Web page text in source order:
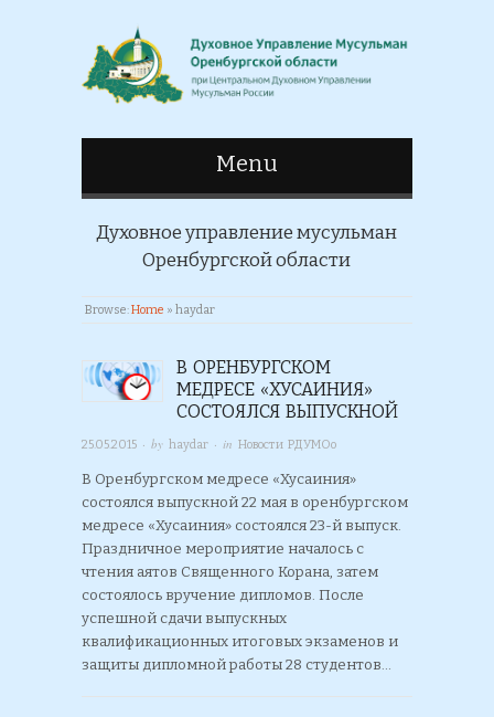
Menu
Духовное управление мусульман
Оренбургской области
Browse:Home » haydar
В ОРЕНБУРГСКОМ
МЕДРЕСЕ «ХУСАИНИЯ»
СОСТОЯЛСЯ ВЫПУСКНОЙ
25.05.2015 · by haydar · in Новости РДУМОо
В Оренбургском медресе «Хусаиния»
состоялся выпускной 22 мая в оренбургском
медресе «Хусаиния» состоялся 23-й выпуск.
Праздничное мероприятие началось с
чтения аятов Священного Корана, затем
состоялось вручение дипломов. После
успешной сдачи выпускных
квалификационных итоговых экзаменов и
защиты дипломной работы 28 студентов…